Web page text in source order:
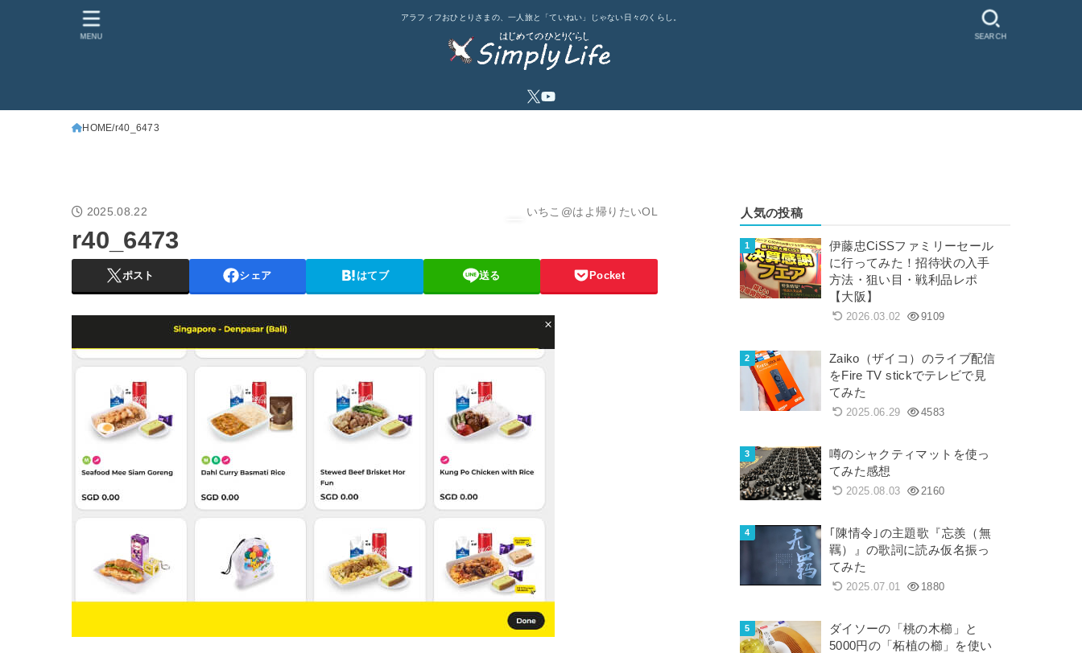
アラフィフおひとりさまの、一人旅と「ていねい」じゃない日々のくらし。
SEARCH
MENU
HOME r40_6473
2025.08.22 いちこ@はよ帰りたいOL
r40_6473
ポスト シェア はてブ 送る Pocket
人気の投稿
伊藤忠CiSSファミリーセール
に行ってみた！招待状の入手
方法・狙い目・戦利品レポ
【大阪】
2026.03.02 9109
Zaiko（ザイコ）のライブ配信
をFire TV stickでテレビで見
てみた
2025.06.29 4583
噂のシャクティマットを使っ
てみた感想
2025.08.03 2160
｢陳情令｣の主題歌『忘羨（無
羈）』の歌詞に読み仮名振っ
てみた
2025.07.01 1880
ダイソーの「桃の木櫛」と
5000円の「柘植の櫛」を使い